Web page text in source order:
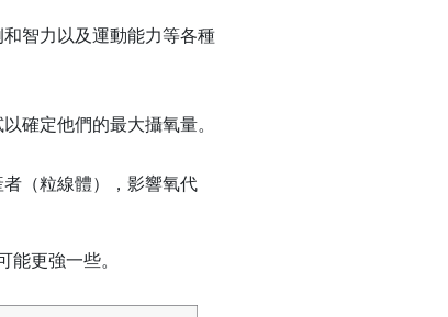
智力以及運動能力等各種
確定他們的最大攝氧量。
（粒線體），影響氧代
更強一些。